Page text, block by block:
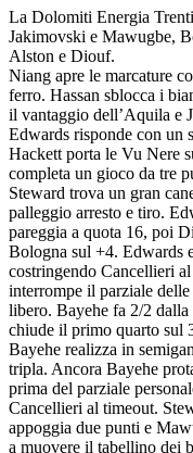
La Dolomiti Energia
Jakimovski e Mawugbe,
Alston e Diouf.
Niang apre le marcature
ferro. Hassan sblocca i
il vantaggio dell’Aquila e
Edwards risponde con un
Hackett porta le Vu Nere
completa un gioco da tre
Steward trova un gran
palleggio arresto e tiro.
pareggia a quota 16, poi
Bologna sul +4. Edwards
costringendo Cancellieri
interrompe il parziale
libero. Bayehe fa 2/2
chiude il primo quarto sul
Bayehe realizza in
tripla. Ancora Bayehe
prima del parziale
Cancellieri al timeout.
appoggia due punti e
a muovere il tabellino dei